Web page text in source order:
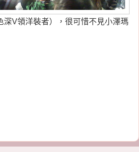
深V領洋裝者），很可惜不見小澤瑪